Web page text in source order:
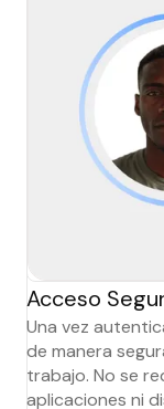
Acceso
Una vez
de manera
trabajo. No se
aplicaciones ni